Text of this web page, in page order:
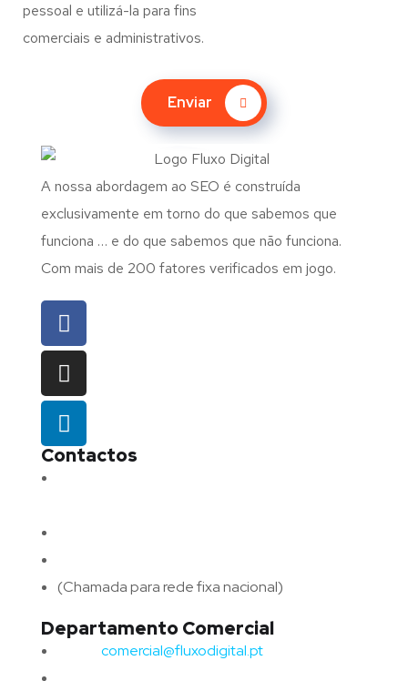
pessoal e utilizá-la para fins
comerciais e administrativos.
Enviar
A nossa abordagem ao SEO é construída
exclusivamente em torno do que sabemos que
funciona … e do que sabemos que não funciona.
Com mais de 200 fatores verificados em jogo.
Contactos
(Chamada para rede fixa nacional)
Departamento Comercial
comercial@fluxodigital.pt